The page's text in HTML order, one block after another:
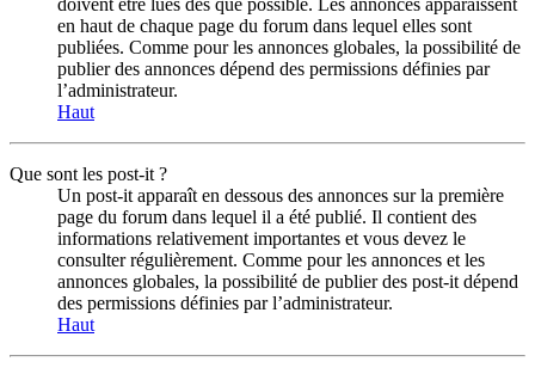
doivent être lues dès que possible. Les annonces apparaissent
en haut de chaque page du forum dans lequel elles sont
publiées. Comme pour les annonces globales, la possibilité de
publier des annonces dépend des permissions définies par
l’administrateur.
Haut
Que sont les post-it ?
Un post-it apparaît en dessous des annonces sur la première
page du forum dans lequel il a été publié. Il contient des
informations relativement importantes et vous devez le
consulter régulièrement. Comme pour les annonces et les
annonces globales, la possibilité de publier des post-it dépend
des permissions définies par l’administrateur.
Haut